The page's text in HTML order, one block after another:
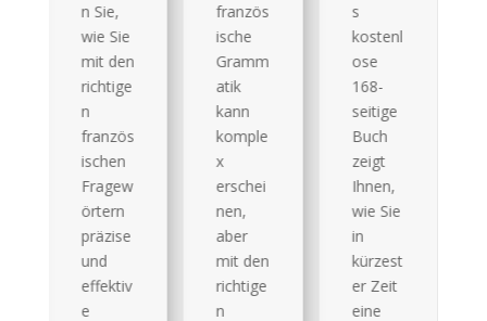
französ
ische
Gramm
atik
komple
x
erschei
nen,
aber
mit den
richtige
s
kostenl
ose
168-
seitige
Buch
Ihnen,
wie Sie
in
kürzest
er Zeit
st
Franzö
sisch –
finde
dein
Niveau
und
starte
Du
möcht
est